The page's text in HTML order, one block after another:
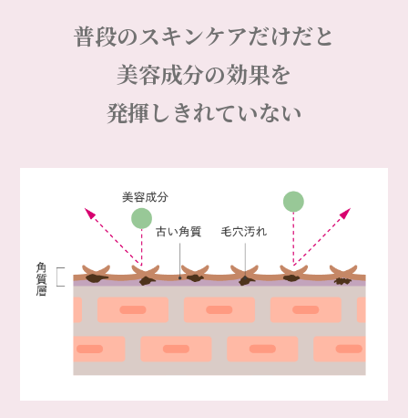
普段のスキンケアだけだと
美容成分の効果を
発揮しきれていない